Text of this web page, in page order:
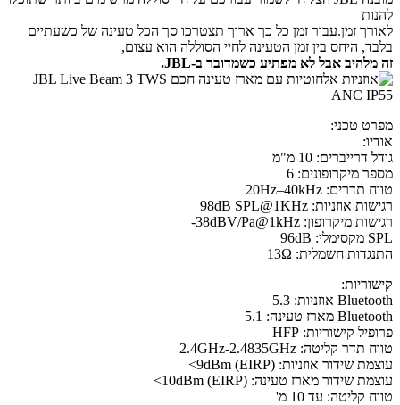
להנות
לאורך זמן.עבור זמן כל כך ארוך תצטרכו סך הכל טעינה של כשעתיים
בלבד, היחס בין זמן הטעינה לחיי הסוללה הוא עצום,
זה מלהיב אבל לא מפתיע כשמדובר ב-JBL.
מפרט טכני:
אודיו:
גודל דרייברים: 10 מ"מ
מספר מיקרופונים: 6
טווח תדרים: 20Hz–40kHz
רגישות אוזניות: 98dB SPL@1KHz
רגישות מיקרופון: 38dBV/Pa@1kHz-
SPL מקסימלי: 96dB
התנגדות חשמלית: 13Ω
קישוריות:
Bluetooth אוזניות: 5.3
Bluetooth מארז טעינה: 5.1
פרופיל קישוריות: HFP
טווח תדר קליטה: 2.4GHz-2.4835GHz
עוצמת שידור אוזניות: 9dBm (EIRP)>
עוצמת שידור מארז טעינה: 10dBm (EIRP)>
טווח קליטה: עד 10 מ'